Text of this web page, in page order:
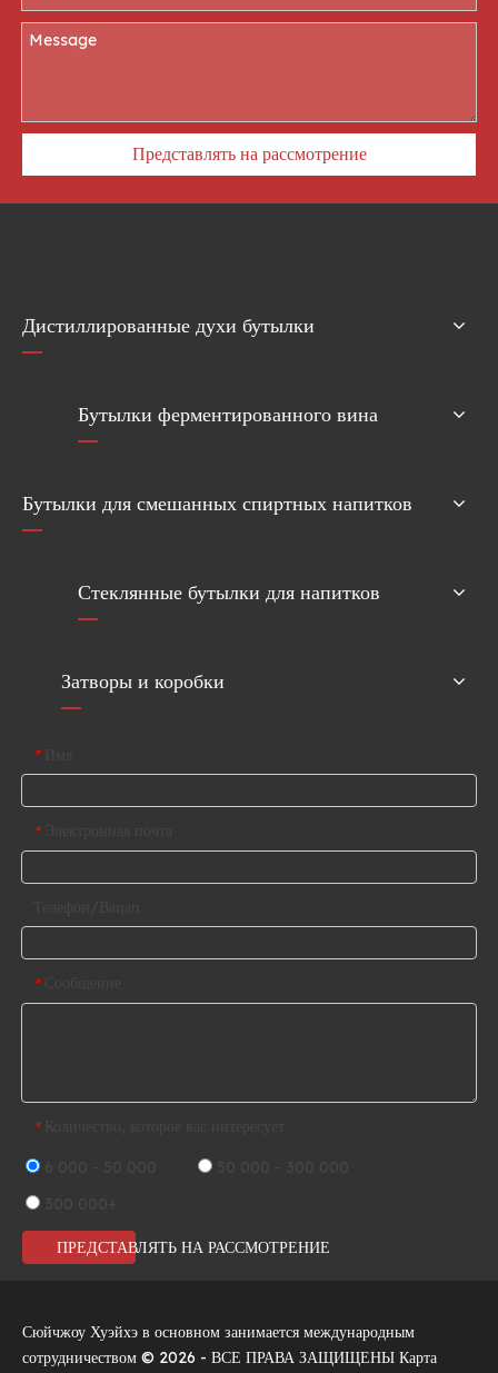
Представлять на рассмотрение
Дистиллированные духи бутылки
Бутылки ферментированного вина
Бутылки для смешанных спиртных напитков
Стеклянные бутылки для напитков
Затворы и коробки
*
*
*
*
ПРЕДСТАВЛЯТЬ НА РАССМОТРЕНИЕ
Сюйчжоу Хуэйхэ в основном занимается международным
сотрудничеством © 2026 - ВСЕ ПРАВА ЗАЩИЩЕНЫ Карта